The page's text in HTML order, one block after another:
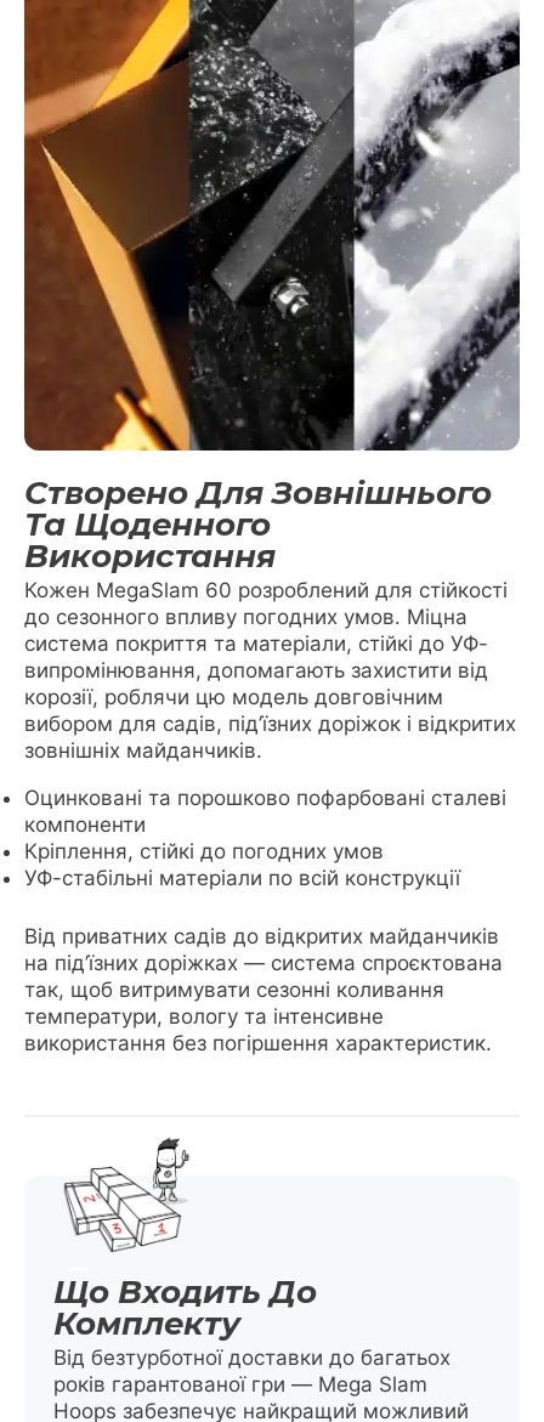
Створено Для Зовнішнього
Та Щоденного
Використання
Кожен MegaSlam 60 розроблений для стійкості
до сезонного впливу погодних умов. Міцна
система покриття та матеріали, стійкі до УФ-
випромінювання, допомагають захистити від
корозії, роблячи цю модель довговічним
вибором для садів, під’їзних доріжок і відкритих
зовнішніх майданчиків.
Оцинковані та порошково пофарбовані сталеві
компоненти
Кріплення, стійкі до погодних умов
УФ-стабільні матеріали по всій конструкції
Від приватних садів до відкритих майданчиків
на під’їзних доріжках — система спроєктована
так, щоб витримувати сезонні коливання
температури, вологу та інтенсивне
використання без погіршення характеристик.
Що Входить До
Комплекту
Від безтурботної доставки до багатьох
років гарантованої гри — Mega Slam
Hoops забезпечує найкращий можливий